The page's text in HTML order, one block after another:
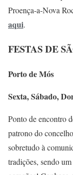
Proença-a-Nova
aqui.
FESTAS DE
Porto de Mós
Sexta, Sábado,
Ponto de encontro
patrono do
sobretudo à
tradições, sendo